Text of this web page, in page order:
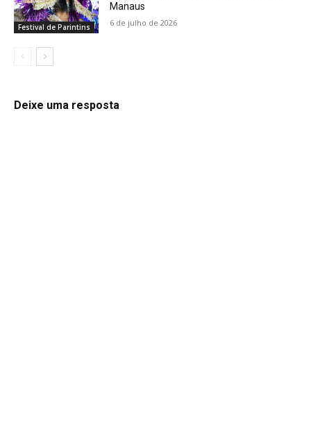
Festival de Parintins
Manaus
6 de julho de 2026
Deixe uma resposta